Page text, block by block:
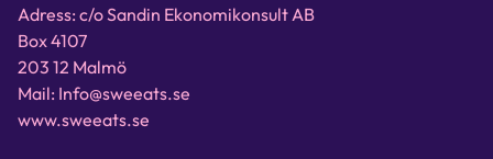
Adress: c/o Sandin Ekonomikonsult AB
Box 4107
203 12 Malmö
Mail: Info@sweeats.se
www.sweeats.se